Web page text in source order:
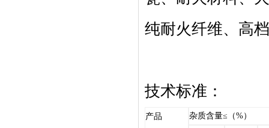
纯耐火纤维、高
技术标准：
产品
杂质含量≤ （%）